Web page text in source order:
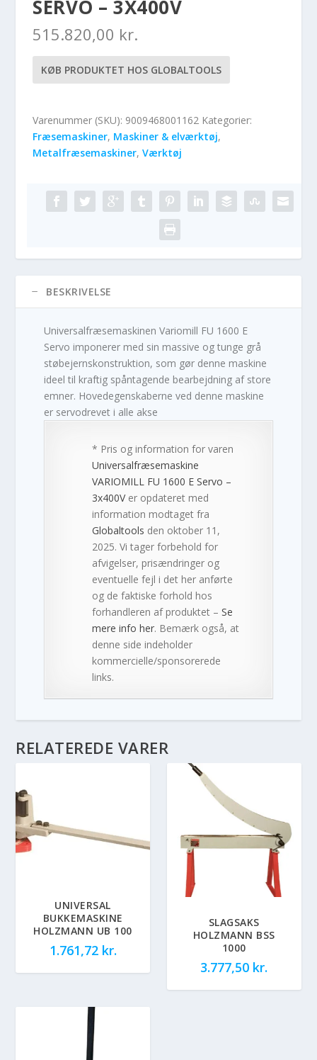
SERVO – 3X400V
515.820,00 kr.
KØB PRODUKTET HOS GLOBALTOOLS
Varenummer (SKU): 9009468001162 Kategorier:
Fræsemaskiner, Maskiner & elværktøj,
Metalfræsemaskiner,Værktøj
BESKRIVELSE
Universalfræsemaskinen Variomill FU 1600 E
Servo imponerer med sin massive og tunge grå
støbejernskonstruktion, som gør denne maskine
ideel til kraftig spåntagende bearbejdning af store
emner. Hovedegenskaberne ved denne maskine
er servodrevet i alle akse
* Pris og information for varen
Universalfræsemaskine
VARIOMILL FU 1600 E Servo –
3x400Ver opdateret med
information modtaget fra
Globaltools den oktober 11,
2025. Vi tager forbehold for
afvigelser, prisændringer og
eventuelle fejl i det her anførte
og de faktiske forhold hos
forhandleren af produktet –Se
mere info her. Bemærk også, at
denne side indeholder
kommercielle/sponsorerede
links.
RELATEREDE VARER
UNIVERSAL
BUKKEMASKINE
HOLZMANN UB 100
1.761,72 kr.
SLAGSAKS
HOLZMANN BSS
1000
3.777,50 kr.